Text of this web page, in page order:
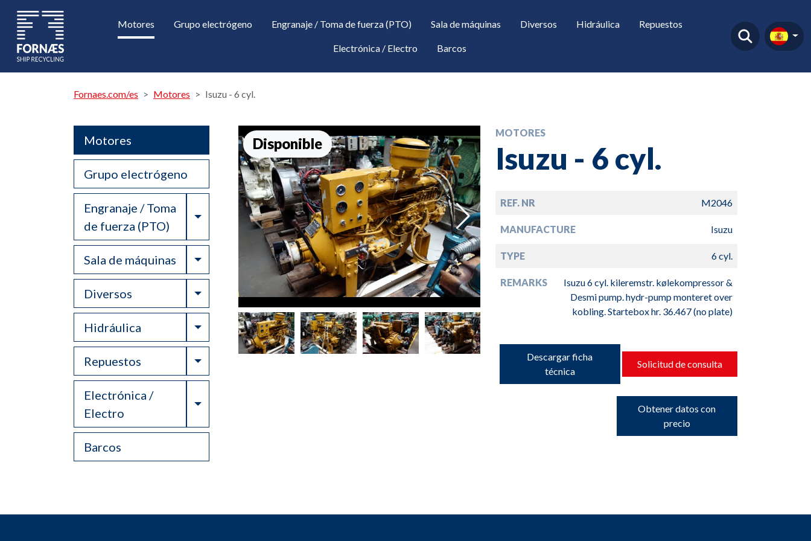
Motores Grupo electrógeno Engranaje / Toma de fuerza (PTO) Sala de máquinas Diversos Hidráulica Repuestos
Electrónica / Electro Barcos
Fornaes.com/es Motores Isuzu - 6 cyl.
Motores
Grupo electrógeno
Engranaje / Toma
de fuerza (PTO)
Toggle Dropdown
Sala de máquinas Toggle Dropdown
Diversos Toggle Dropdown
Hidráulica Toggle Dropdown
Repuestos Toggle Dropdown
Electrónica /
Electro
Toggle Dropdown
Barcos
Disponible
MOTORES
Isuzu - 6 cyl.
REF. NR M2046
MANUFACTURE Isuzu
TYPE 6 cyl.
REMARKS
Isuzu 6 cyl. kileremstr. kølekompressor &
Desmi pump. hydr-pump monteret over
kobling. Startebox hr. 36.467 (no plate)
Descargar ficha
técnica
Solicitud de consulta
Obtener datos con
precio